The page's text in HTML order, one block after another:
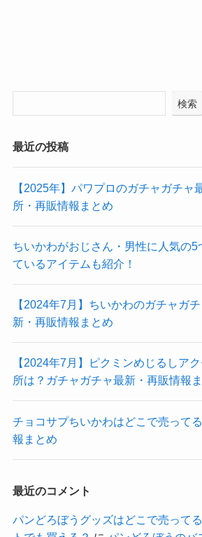
検索
最近の投稿
【2025年】パワプロのガチャガチャ
所・再販情報まとめ
ちいかわがおじさん・男性に人気の5
ているアイテムも紹介！
【2024年7月】ちいかわのガチャガ
新・再販情報まとめ
【2024年7月】ピクミンめじるしア
所は？ガチャガチャ最新・再販情報
チョコサプちいかわはどこで売って
報まとめ
最近のコメント
パンどろぼうグッズはどこで売って